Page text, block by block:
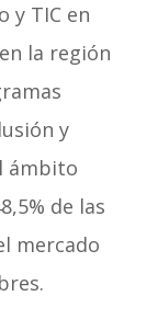
y TIC en
la región
y
ámbito
de las
mercado